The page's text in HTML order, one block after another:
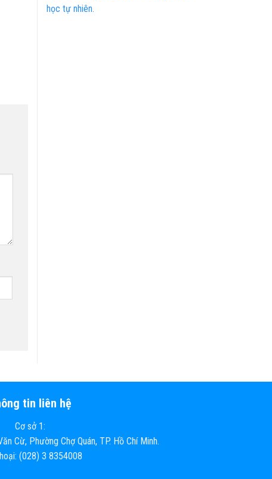
học tự nhiên.
tin liên hệ
Cơ sở 1:
Cừ, Phường Chợ Quán, TP. Hồ Chí Minh.
(028) 3 8354008